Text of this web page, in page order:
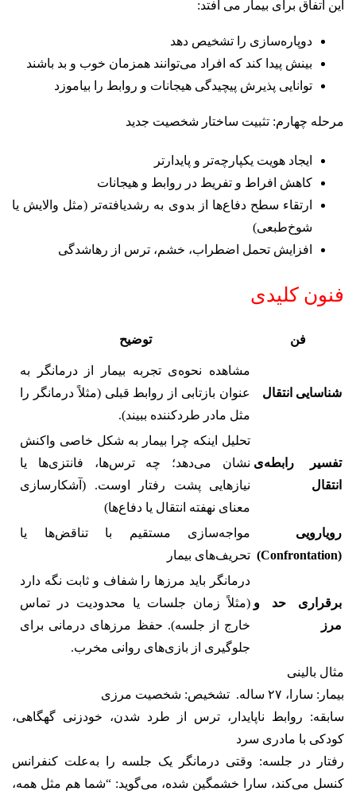
این اتفاق برای بیمار می افتد:
دوپاره‌سازی را تشخیص دهد
بینش پیدا کند که افراد می‌توانند همزمان خوب و بد باشند
توانایی پذیرش پیچیدگی هیجانات و روابط را بیاموزد
مرحله چهارم: تثبیت ساختار شخصیت جدید
ایجاد هویت یکپارچه‌تر و پایدارتر
کاهش افراط و تفریط در روابط و هیجانات
ارتقاء سطح دفاع‌ها از بدوی به رشد‌یافته‌تر (مثل والایش یا
شوخ‌طبعی)
افزایش تحمل اضطراب، خشم، ترس از رهاشدگی
فنون کلیدی
فن توضیح
شناسایی انتقال
مشاهده نحوه‌ی تجربه بیمار از درمانگر به
عنوان بازتابی از روابط قبلی (مثلاً درمانگر را
مثل مادر طردکننده ببیند).
تفسیر رابطه‌ی
انتقال
تحلیل اینکه چرا بیمار به شکل خاصی واکنش
نشان می‌دهد؛ چه ترس‌ها، فانتزی‌ها یا
نیازهایی پشت رفتار اوست. (آشکارسازی
معنای نهفته انتقال یا دفاع‌ها)
رویارویی
(Confrontation)
مواجه‌سازی مستقیم با تناقض‌ها یا
تحریف‌های بیمار
برقراری حد و
مرز
درمانگر باید مرزها را شفاف و ثابت نگه دارد
(مثلاً زمان جلسات یا محدودیت در تماس
خارج از جلسه). حفظ مرزهای درمانی برای
جلوگیری از بازی‌های روانی مخرب.
مثال بالینی
بیمار: سارا، ۲۷ ساله. تشخیص: شخصیت مرزی
سابقه: روابط ناپایدار، ترس از طرد شدن، خودزنی گهگاهی،
کودکی با مادری سرد
رفتار در جلسه: وقتی درمانگر یک جلسه را به‌علت کنفرانس
کنسل می‌کند، سارا خشمگین شده، می‌گوید: “شما هم مثل همه،